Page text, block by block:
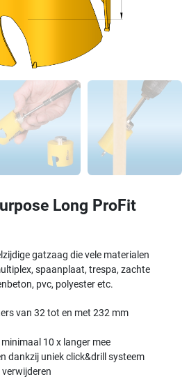
Long ProFit
gatzaag die vele materialen
spaanplaat, trespa, zachte
pvc, polyester etc.
van 32 tot en met 232 mm
10 x langer mee
dankzij uniek click&drill systeem